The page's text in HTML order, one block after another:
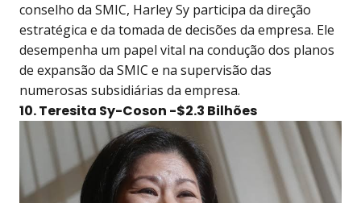
conselho da SMIC, Harley Sy participa da direção
estratégica e da tomada de decisões da empresa. Ele
desempenha um papel vital na condução dos planos
de expansão da SMIC e na supervisão das
numerosas subsidiárias da empresa.
10. Teresita Sy-Coson -$2.3 Bilhões